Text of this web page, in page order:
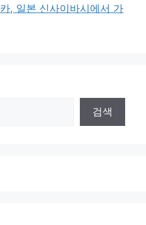
, 일본 신사이바시에서 가
검색